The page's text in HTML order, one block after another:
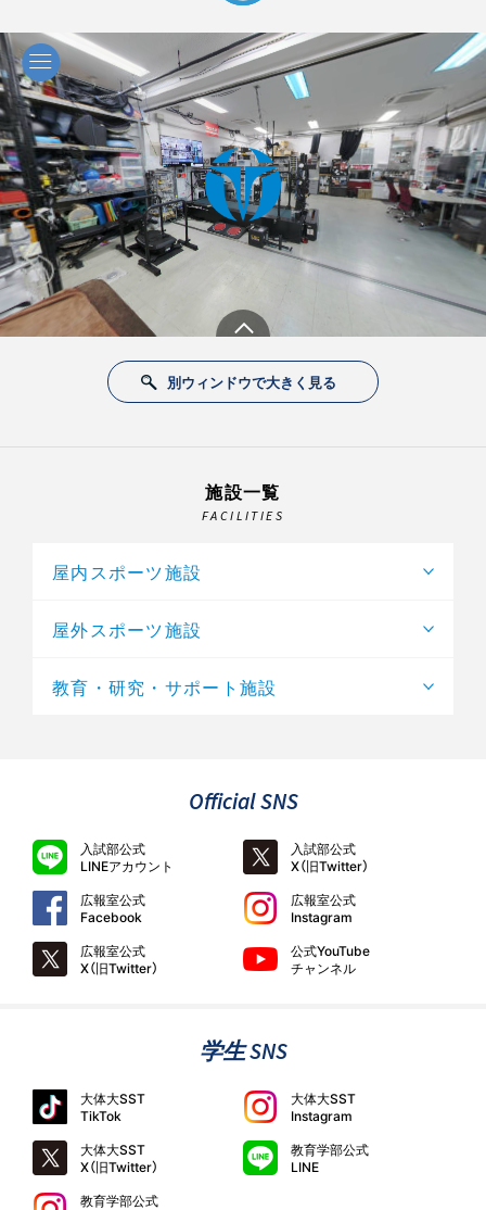
別ウィンドウで大きく見る
施設一覧
FACILITIES
屋内スポーツ施設
屋外スポーツ施設
教育・研究・サポート施設
Official SNS
入試部公式
LINEアカウント
入試部公式
X（旧Twitter）
広報室公式
Facebook
広報室公式
Instagram
広報室公式
X（旧Twitter）
公式YouTube
チャンネル
学生 SNS
大体大SST
TikTok
大体大SST
Instagram
大体大SST
X（旧Twitter）
教育学部公式
LINE
教育学部公式